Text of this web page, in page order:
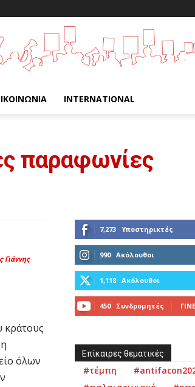
INTERNATIONAL
παραφωνίες
Γιάννης
κράτους
όλων
7,273 Υποστηρικτές
990 Ακόλουθοι
1,118 Ακόλουθοι
450 Συνδρομητές
Επίκαιρες θεματικές
#τέμπη